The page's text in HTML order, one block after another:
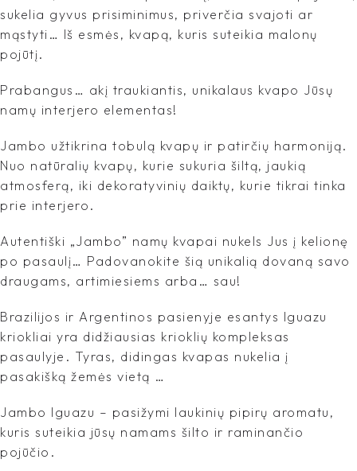
sukelia gyvus prisiminimus, priverčia svajoti ar
mąstyti… Iš esmės, kvapą, kuris suteikia malonų
pojūtį.
Prabangus… akį traukiantis, unikalaus kvapo Jūsų
namų interjero elementas!
Jambo užtikrina tobulą kvapų ir patirčių harmoniją.
Nuo natūralių kvapų, kurie sukuria šiltą, jaukią
atmosferą, iki dekoratyvinių daiktų, kurie tikrai tinka
prie interjero.
Autentiški „Jambo” namų kvapai nukels Jus į kelionę
po pasaulį… Padovanokite šią unikalią dovaną savo
draugams, artimiesiems arba… sau!
Brazilijos ir Argentinos pasienyje esantys Iguazu
kriokliai yra didžiausias krioklių kompleksas
pasaulyje. Tyras, didingas kvapas nukelia į
pasakišką žemės vietą …
Jambo Iguazu – pasižymi laukinių pipirų aromatu,
kuris suteikia jūsų namams šilto ir raminančio
pojūčio.